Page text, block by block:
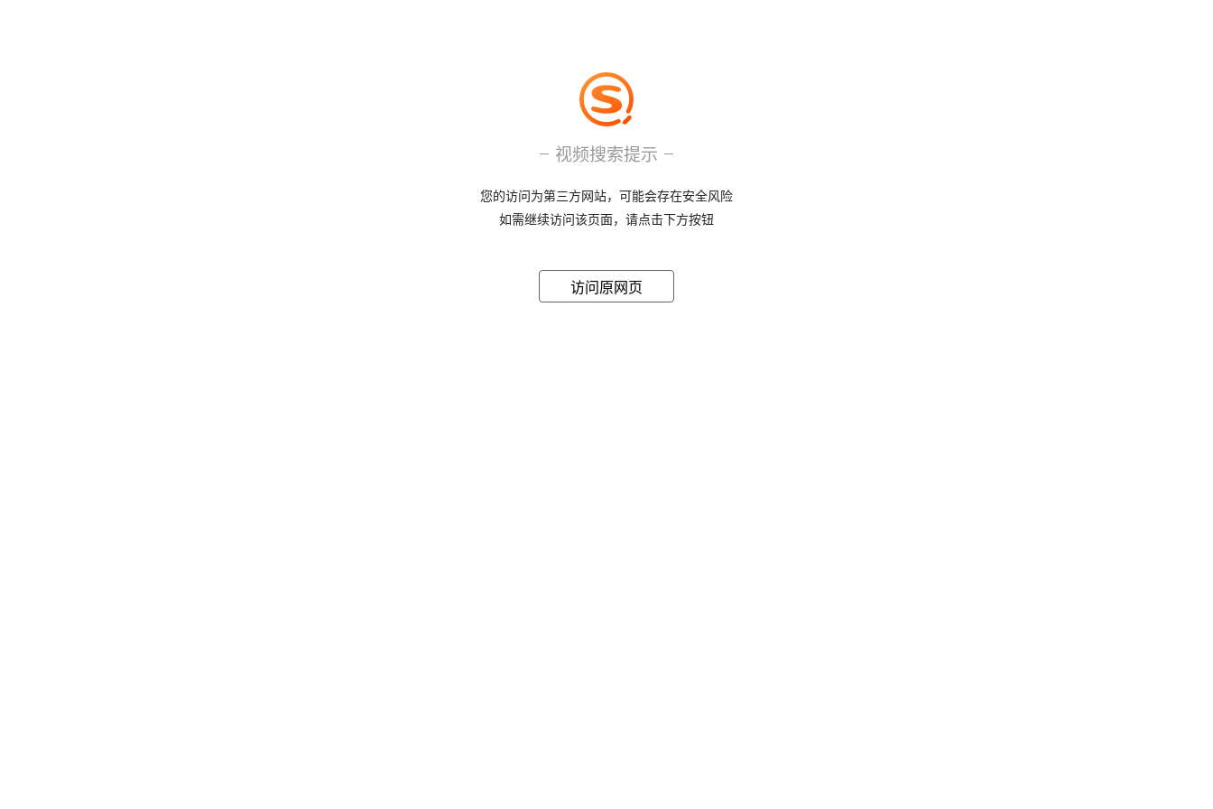
视频搜索提示
您的访问为第三方网站，可能会存在安全风险
如需继续访问该页面，请点击下方按钮
访问原网页